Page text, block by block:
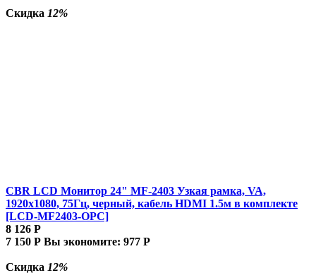
Скидка 12%
CBR LCD Монитор 24" MF-2403 Узкая рамка, VA,
1920x1080, 75Гц, черный, кабель HDMI 1.5м в комплекте
[LCD-MF2403-OPC]
8 126 Р
7 150 Р Вы экономите: 977 Р
Скидка 12%